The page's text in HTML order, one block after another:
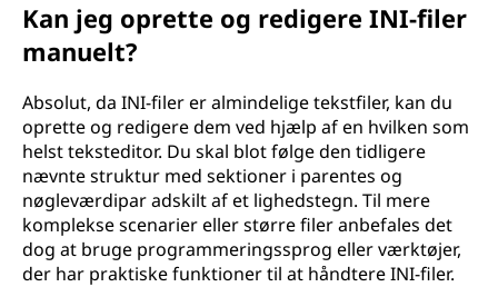
Kan jeg oprette og redigere INI-filer
manuelt?
Absolut, da INI-filer er almindelige tekstfiler, kan du
oprette og redigere dem ved hjælp af en hvilken som
helst teksteditor. Du skal blot følge den tidligere
nævnte struktur med sektioner i parentes og
nøgleværdipar adskilt af et lighedstegn. Til mere
komplekse scenarier eller større filer anbefales det
dog at bruge programmeringssprog eller værktøjer,
der har praktiske funktioner til at håndtere INI-filer.